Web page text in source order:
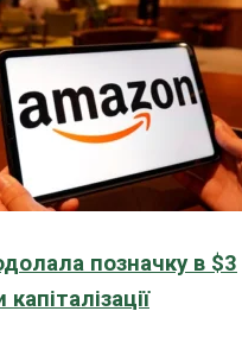
позначку в $3